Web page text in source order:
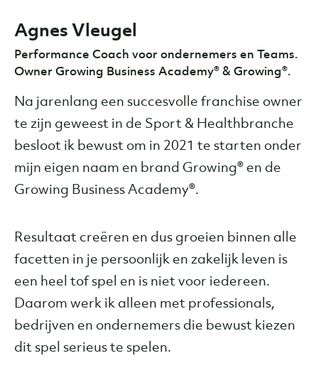
Agnes Vleugel
Performance Coach voor ondernemers en Teams.
Owner Growing Business Academy® & Growing®.
Na jarenlang een succesvolle franchise owner
te zijn geweest in de Sport & Healthbranche
besloot ik bewust om in 2021 te starten onder
mijn eigen naam en brand Growing® en de
Growing Business Academy®.
Resultaat creëren en dus groeien binnen alle
facetten in je persoonlijk en zakelijk leven is
een heel tof spel en is niet voor iedereen.
Daarom werk ik alleen met professionals,
bedrijven en ondernemers die bewust kiezen
dit spel serieus te spelen.